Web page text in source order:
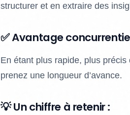
structurer et en extraire des
✅ Avantage
En étant plus rapide, plus
prenez une longueur d’avance.
💡 Un chiffre à retenir :